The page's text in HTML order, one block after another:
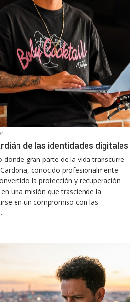
de las identidades digitales
donde gran parte de la vida transcurre
conocido profesionalmente
la protección y recuperación
una misión que trasciende la
en un compromiso con las